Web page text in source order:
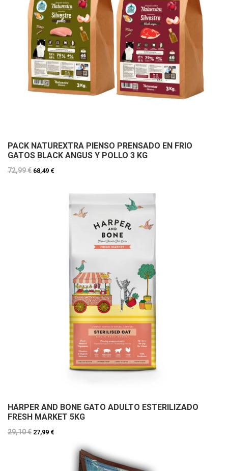
PACK NATUREXTRA PIENSO PRENSADO EN FRIO
GATOS BLACK ANGUS Y POLLO 3 KG
72,99 € 68,49 €
HARPER AND BONE GATO ADULTO ESTERILIZADO
FRESH MARKET 5KG
29,10 € 27,99 €